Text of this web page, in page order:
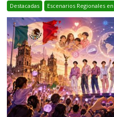
Destacadas Escenarios Regionales